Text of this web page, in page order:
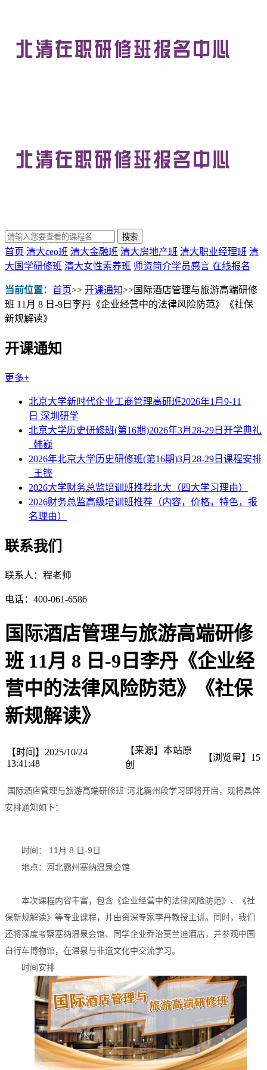
首页 清大ceo班 清大金融班 清大房地产班 清大职业经理班 清
大国学研修班 清大女性素养班 师资简介学员感言 在线报名
当前位置： 首页>> 开课通知>>国际酒店管理与旅游高端研修
班 11月 8 日-9日李丹《企业经营中的法律风险防范》《社保
新规解读》
开课通知
更多+
北京大学新时代企业工商管理高研班2026年1月9-11
日 深圳研学
北京大学历史研修班(第16期)2026年3月28-29日开学典礼
_韩巍
2026年北京大学历史研修班(第16期)3月28-29日课程安排
_王铿
2026大学财务总监培训班推荐北大（四大学习理由）
2026财务总监高级培训班推荐（内容，价格，特色，报
名理由）
联系我们
联系人：程老师
电话：400-061-6586
国际酒店管理与旅游高端研修
班 11月 8 日-9日李丹《企业经
营中的法律风险防范》《社保
新规解读》
【时间】 2025/10/24
13:41:48
【来源】 本站原
创
【浏览量】 15
国际酒店管理与旅游高端研修班”河北霸州段学习即将开启，现将具体
安排通知如下：
时间： 11月 8 日-9日
地点：河北霸州塞纳温泉会馆
本次课程内容丰富，包含《企业经营中的法律风险防范》、《社
保新规解读》等专业课程，并由资深专家李丹教授主讲。同时，我们
还将深度考察塞纳温泉会馆、同学企业乔治莫兰迪酒店，并参观中国
自行车博物馆，在温泉与非遗文化中交流学习。
时间安排